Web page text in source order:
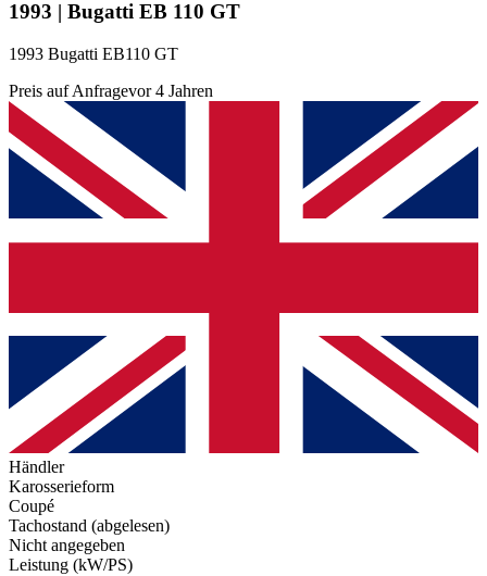
1993 | Bugatti EB 110 GT
1993 Bugatti EB110 GT
Preis auf Anfragevor 4 Jahren
Händler
Karosserieform
Coupé
Tachostand (abgelesen)
Nicht angegeben
Leistung (kW/PS)